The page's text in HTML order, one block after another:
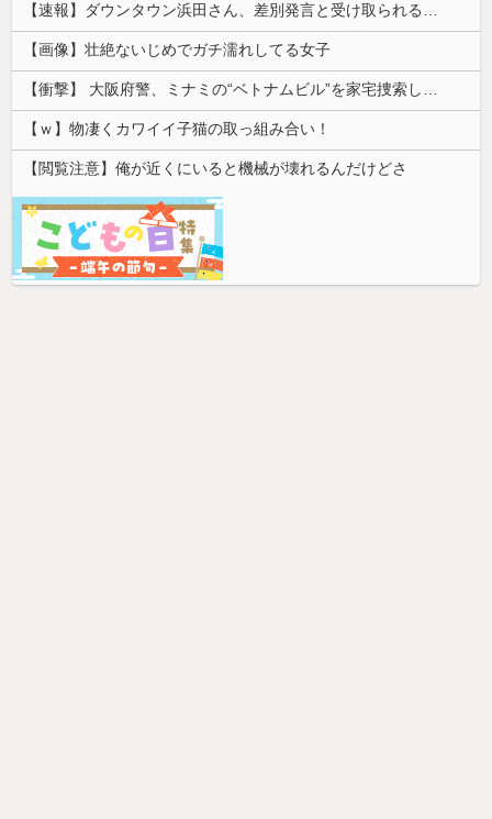
【速報】ダウンタウン浜田さん、差別発言と受け取られる一言で炎上ｗｗｗｗｗｗ
【画像】壮絶ないじめでガチ濡れしてる女子
【衝撃】 大阪府警、ミナミの“ベトナムビル”を家宅捜索した結果・・・・・・
【ｗ】物凄くカワイイ子猫の取っ組み合い！
【閲覧注意】俺が近くにいると機械が壊れるんだけどさ